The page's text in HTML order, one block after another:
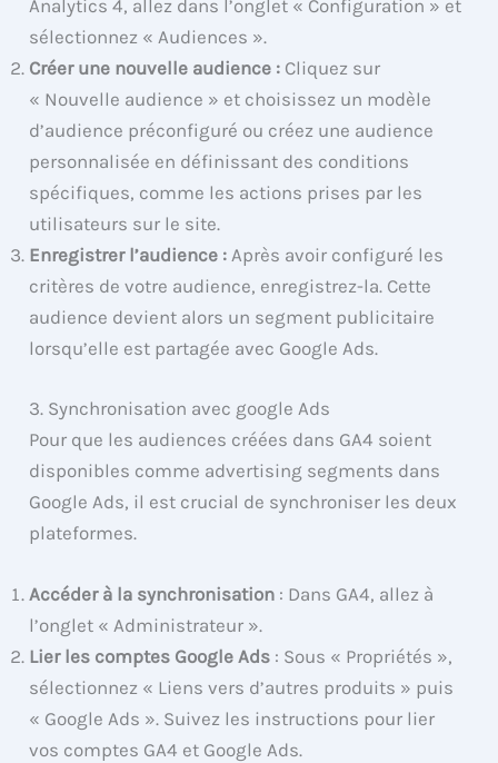
Analytics 4, allez dans l’onglet « Configuration » et
sélectionnez « Audiences ».
Créer une nouvelle audience : Cliquez sur
« Nouvelle audience » et choisissez un modèle
d’audience préconfiguré ou créez une audience
personnalisée en définissant des conditions
spécifiques, comme les actions prises par les
utilisateurs sur le site.
Enregistrer l’audience : Après avoir configuré les
critères de votre audience, enregistrez-la. Cette
audience devient alors un segment publicitaire
lorsqu’elle est partagée avec Google Ads.
3. Synchronisation avec google Ads
Pour que les audiences créées dans GA4 soient
disponibles comme advertising segments dans
Google Ads, il est crucial de synchroniser les deux
plateformes.
Accéder à la synchronisation : Dans GA4, allez à
l’onglet « Administrateur ».
Lier les comptes Google Ads : Sous « Propriétés »,
sélectionnez « Liens vers d’autres produits » puis
« Google Ads ». Suivez les instructions pour lier
vos comptes GA4 et Google Ads.